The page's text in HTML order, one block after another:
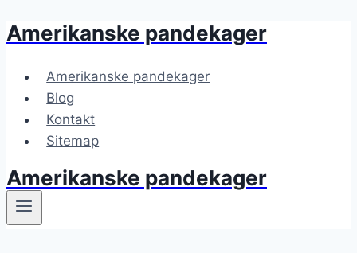
Fortsæt
indhold
Amerikanske pandekager
Amerikanske pandekager
Blog
Kontakt
Sitemap
Amerikanske pandekager